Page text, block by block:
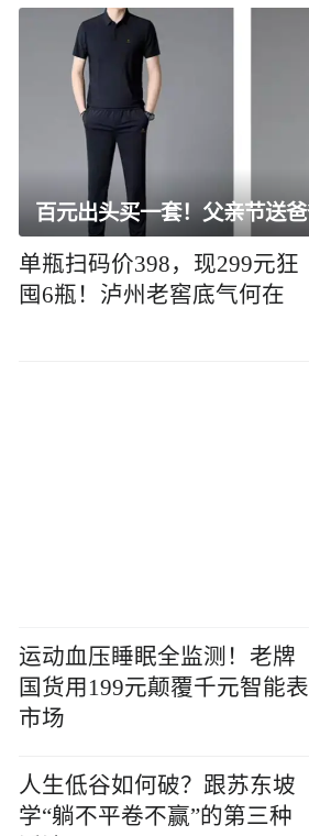
单瓶扫码价398，现299元狂
囤6瓶！泸州老窖底气何在
运动血压睡眠全监测！老牌
国货用199元颠覆千元智能表
市场
人生低谷如何破？跟苏东坡
学“躺不平卷不赢”的第三种